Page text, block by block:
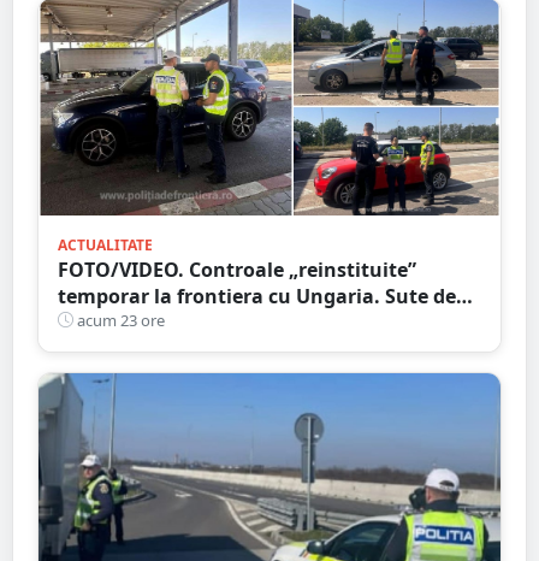
ACTUALITATE
FOTO/VIDEO. Controale „reinstituite”
temporar la frontiera cu Ungaria. Sute de
persoane și mașini, verificate în județul
Satu Mare
acum 23 ore